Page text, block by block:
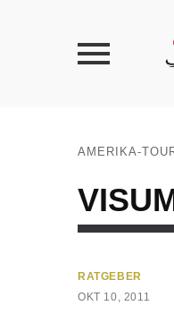
AMERIKA-
RATGEBER
OKT 10, 2011